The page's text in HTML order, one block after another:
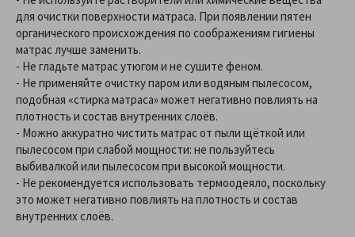
для очистки поверхности матраса. При появлении пятен
органического происхождения по соображениям гигиены
матрас лучше заменить.
- Не гладьте матрас утюгом и не сушите феном.
- Не применяйте очистку паром или водяным пылесосом,
подобная «стирка матраса» может негативно повлиять на
плотность и состав внутренних слоёв.
- Можно аккуратно чистить матрас от пыли щёткой или
пылесосом при слабой мощности: не пользуйтесь
выбивалкой или пылесосом при высокой мощности.
- Не рекомендуется использовать термоодеяло, поскольку
это может негативно повлиять на плотность и состав
внутренних слоёв.